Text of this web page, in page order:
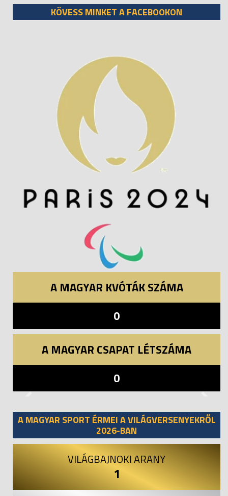
KÖVESS MINKET A FACEBOOKON
A MAGYAR KVÓTÁK SZÁMA
0
A MAGYAR CSAPAT LÉTSZÁMA
0
A MAGYAR SPORT ÉRMEI A VILÁGVERSENYEKRŐL
2026-BAN
VILÁGBAJNOKI ARANY
1